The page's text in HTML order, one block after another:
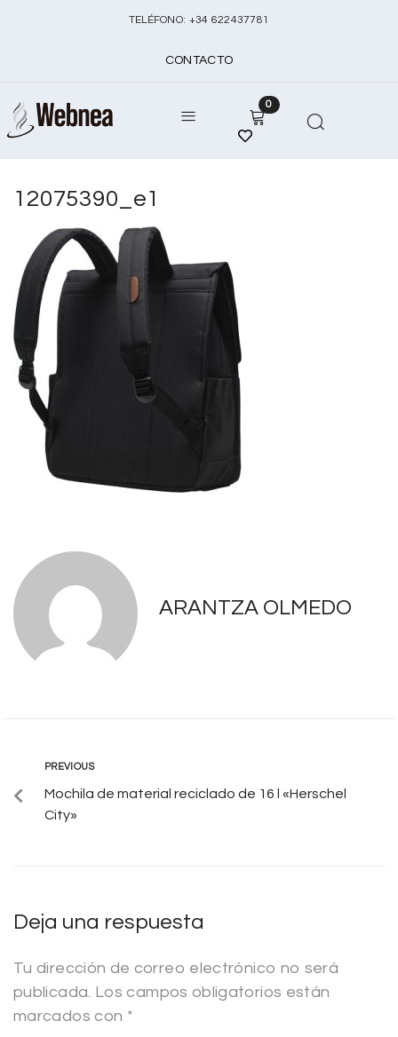
TELÉFONO: +34 622437781
CONTACTO
0
12075390_e1
ARANTZA OLMEDO
PREVIOUS
Mochila de material reciclado de 16 l «Herschel
City»
Deja una respuesta
Tu dirección de correo electrónico no será
publicada. Los campos obligatorios están
marcados con *